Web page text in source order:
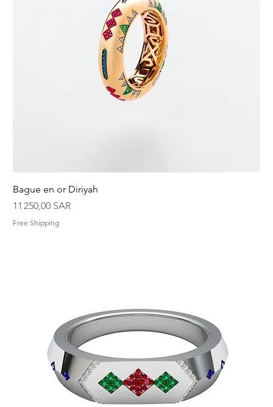
Bague en or Diriyah
Prix
11 250,00 SAR
Free Shipping